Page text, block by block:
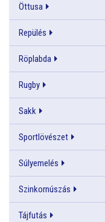
Öttusa
Repülés
Röplabda
Rugby
Sakk
Sportlövészet
Súlyemelés
Szinkornúszás
Tájfutás